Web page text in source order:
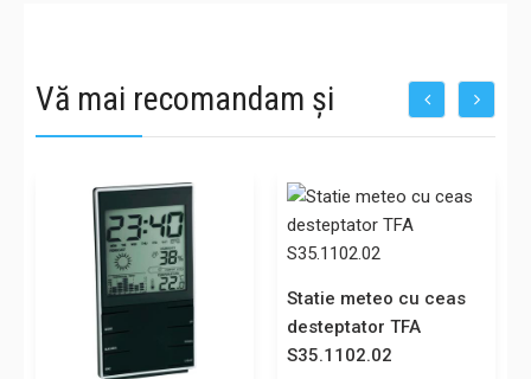
Vă mai recomandam și
Statie meteo cu ceas
desteptator TFA
S35.1102.02